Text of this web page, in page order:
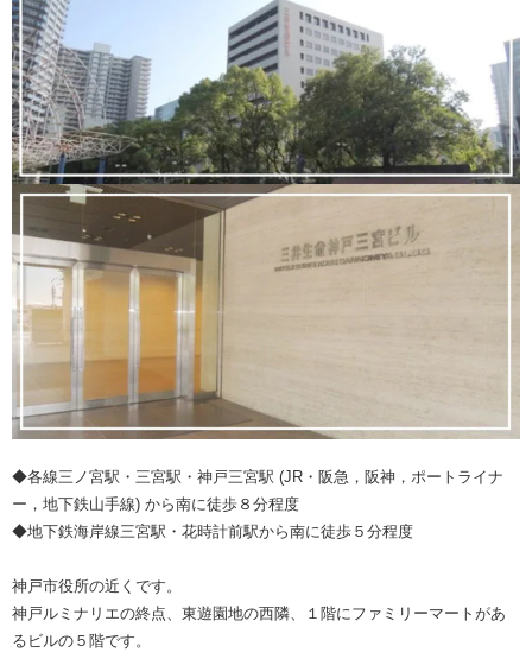
◆各線三ノ宮駅・三宮駅・神戸三宮駅 (JR・阪急，阪神，ポートライナ
ー，地下鉄山手線) から南に徒歩８分程度
◆地下鉄海岸線三宮駅・花時計前駅から南に徒歩５分程度
神戸市役所の近くです。
神戸ルミナリエの終点、東遊園地の西隣、１階にファミリーマートがあ
るビルの５階です。